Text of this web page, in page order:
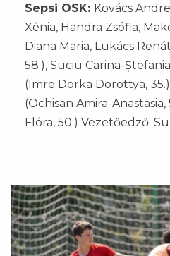
Sepsi OSK: Kovács
Xénia, Handra Zsófia,
Diana Maria, Lukács
58.), Suciu Carina-
(Imre Dorka Dorottya,
(Ochisan Amira-
Flóra, 50.) Vezetőedző: